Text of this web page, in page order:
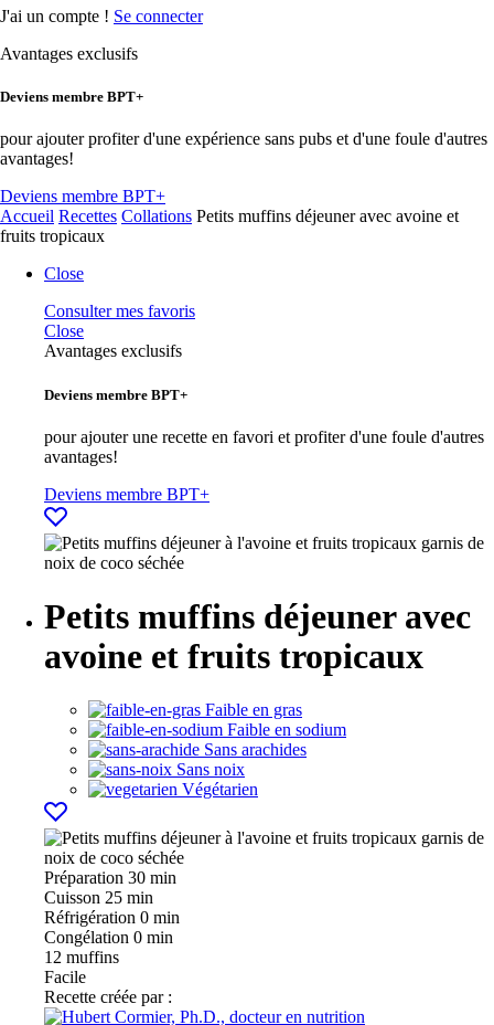
J'ai un compte ! Se connecter
Avantages exclusifs
Deviens membre BPT+
pour ajouter profiter d'une expérience sans pubs et d'une foule d'autres
avantages!
Deviens membre BPT+
Accueil Recettes Collations Petits muffins déjeuner avec avoine et
fruits tropicaux
Close
Consulter mes favoris
Close
Avantages exclusifs
Deviens membre BPT+
pour ajouter une recette en favori et profiter d'une foule d'autres
avantages!
Deviens membre BPT+
Petits muffins déjeuner avec
avoine et fruits tropicaux
Faible en gras
Faible en sodium
Sans arachides
Sans noix
Végétarien
Préparation 30 min
Cuisson 25 min
Réfrigération 0 min
Congélation 0 min
12 muffins
Facile
Recette créée par :